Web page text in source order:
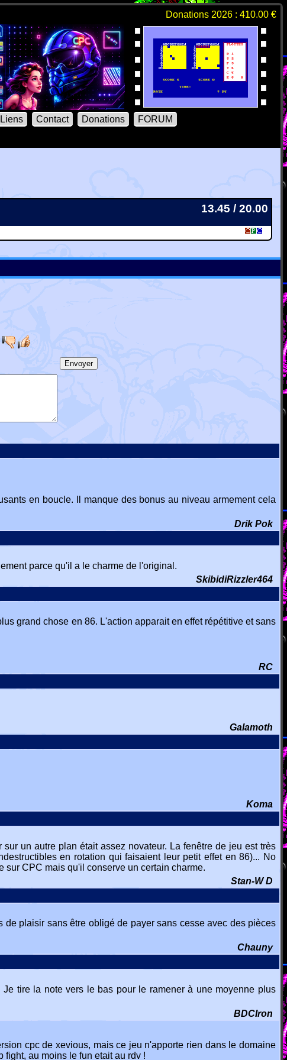
Donations 2026 : 410.00 €
Liens Contact Donations
FORUM
13.45 / 20.00
en boucle. Il manque des bonus au niveau armement cela
Drik Pok
parce qu'il a le charme de l'original.
SkibidiRizzler464
grand chose en 86. L'action apparait en effet répétitive et sans
RC
Galamoth
Koma
un autre plan était assez novateur. La fenêtre de jeu est très
en rotation qui faisaient leur petit effet en 86)... No
sur CPC mais qu'il conserve un certain charme.
Stan-W D
plaisir sans être obligé de payer sans cesse avec des pièces
Chauny
tire la note vers le bas pour le ramener à une moyenne plus
BDCIron
cpc de xevious, mais ce jeu n'apporte rien dans le domaine
au moins le fun etait au rdv !